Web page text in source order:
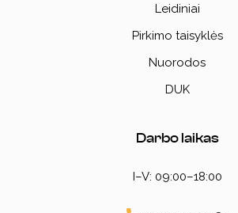
Leidiniai
Pirkimo taisyklės
Nuorodos
DUK
Darbo laikas
I–V: 09:00–18:00